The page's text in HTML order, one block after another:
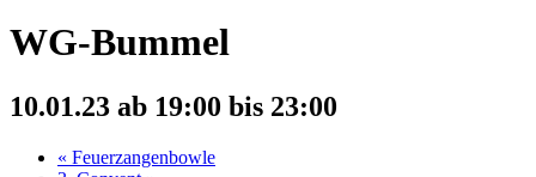
WG-Bummel
10.01.23 ab 19:00 bis 23:00
« Feuerzangenbowle